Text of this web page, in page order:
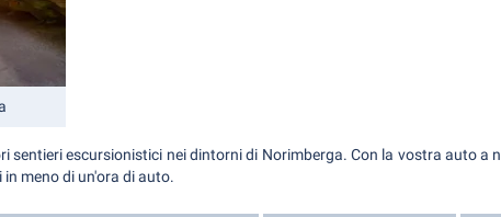
sentieri escursionistici nei dintorni di Norimberga. Con la vostra auto a
meno di un'ora di auto.